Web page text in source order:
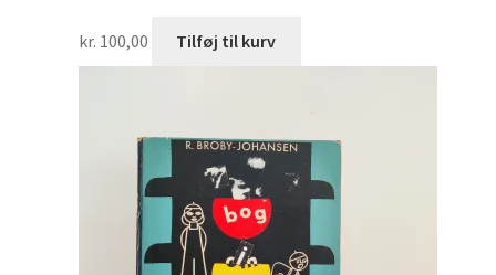
kr. 100,00 Tilføj til kurv